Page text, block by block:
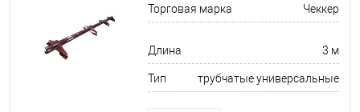
Торговая марка Чеккер
Длина 3 м
Тип трубчатые универсальные